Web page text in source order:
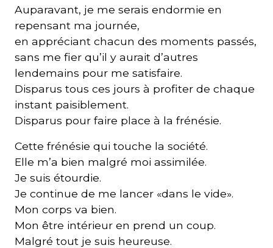
Auparavant, je me serais endormie en
repensant ma journée,
en appréciant chacun des moments passés,
sans me fier qu’il y aurait d’autres
lendemains pour me satisfaire.
Disparus tous ces jours à profiter de chaque
instant paisiblement.
Disparus pour faire place à la frénésie.
Cette frénésie qui touche la société.
Elle m’a bien malgré moi assimilée.
Je suis étourdie.
Je continue de me lancer «dans le vide».
Mon corps va bien.
Mon être intérieur en prend un coup.
Malgré tout je suis heureuse.